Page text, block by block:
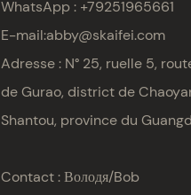
WhatsApp : +79251965661
E-mail:abby@skaifei.com
Adresse : N° 25, ruelle 5,
de Gurao, district de
Shantou, province du
Contact : Володя/Bob